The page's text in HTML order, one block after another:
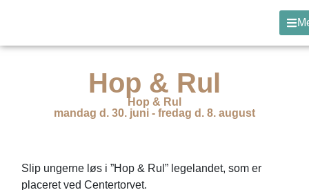
Hop & Rul
Hop & Rul
mandag d. 30. juni - fredag d. 8. august
Slip ungerne løs i ”Hop & Rul” legelandet, som er
placeret ved Centertorvet.